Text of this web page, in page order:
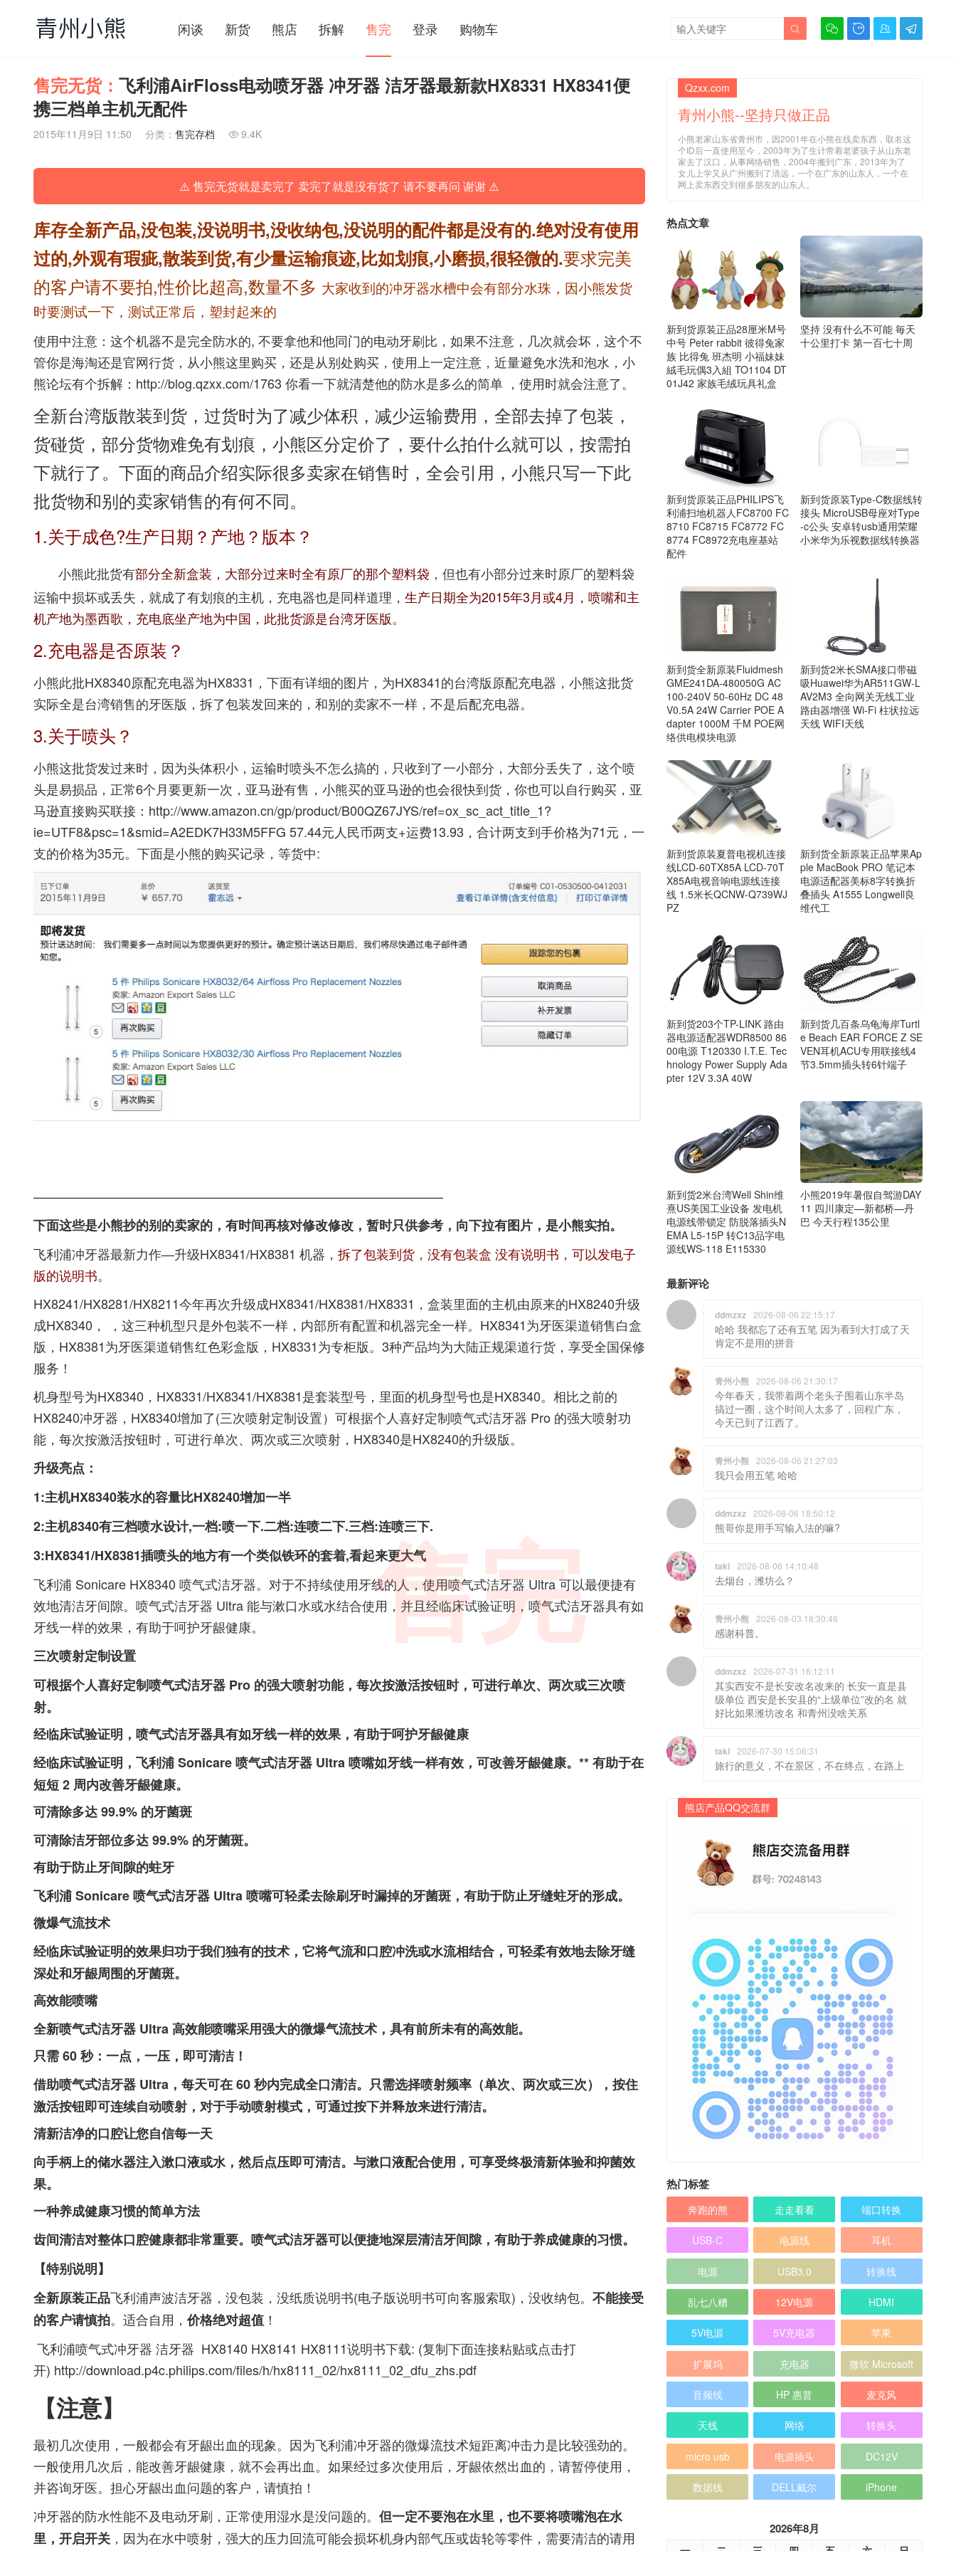
闲谈 新货 熊店 拆解 售完 登录 购物车    

售完无货： 飞利浦AirFloss电动喷牙器 冲牙器 洁牙器最新款HX8331 HX8341便
携三档单主机无配件
2015年11月9日 11:50 分类： 售完存档  9.4K
⚠️ 售完无货就是卖完了 卖完了就是没有货了 请不要再问 谢谢 ⚠️
库存全新产品,没包装,没说明书,没收纳包,没说明的配件都是没有的.绝对没有使用
过的,外观有瑕疵,散装到货,有少量运输痕迹,比如划痕,小磨损,很轻微的.要求完美
的客户请不要拍,性价比超高,数量不多 大家收到的冲牙器水槽中会有部分水珠，因小熊发货
时要测试一下，测试正常后，塑封起来的
使用中注意：这个机器不是完全防水的, 不要拿他和他同门的电动牙刷比，如果不注意，几次就会坏，这个不
管你是海淘还是官网行货，从小熊这里购买，还是从别处购买，使用上一定注意，近量避免水洗和泡水，小
熊论坛有个拆解：http://blog.qzxx.com/1763 你看一下就清楚他的防水是多么的简单 ，使用时就会注意了。
全新台湾版散装到货，过货时为了减少体积，减少运输费用，全部去掉了包装，
货碰货，部分货物难免有划痕，小熊区分定价了，要什么拍什么就可以，按需拍
下就行了。下面的商品介绍实际很多卖家在销售时，全会引用，小熊只写一下此
批货物和别的卖家销售的有何不同。
1.关于成色?生产日期？产地？版本？
小熊此批货有部分全新盒装，大部分过来时全有原厂的那个塑料袋 ，但也有小部分过来时原厂的塑料袋
运输中损坏或丢失，就成了有划痕的主机，充电器也是同样道理， 生产日期全为2015年3月或4月，喷嘴和主
机产地为墨西歌，充电底坐产地为中国，此批货源是台湾牙医版。
2.充电器是否原装？
小熊此批HX8340原配充电器为HX8331，下面有详细的图片，为HX8341的台湾版原配充电器，小熊这批货
实际全是台湾销售的牙医版，拆了包装发回来的，和别的卖家不一样，不是后配充电器。
3.关于喷头？
小熊这批货发过来时，因为头体积小，运输时喷头不怎么搞的，只收到了一小部分，大部分丢失了，这个喷
头是易损品，正常6个月要更新一次，亚马逊有售，小熊买的亚马逊的也会很快到货，你也可以自行购买，亚
马逊直接购买联接： http://www.amazon.cn/gp/product/B00QZ67JYS/ref=ox_sc_act_title_1?
ie=UTF8&psc=1&smid=A2EDK7H33M5FFG 57.44元人民币两支+运费13.93，合计两支到手价格为71元，一
支的价格为35元。下面是小熊的购买记录，等货中:
————————————————————————————————
下面这些是小熊抄的别的卖家的，有时间再核对修改修改，暂时只供参考，向下拉有图片，是小熊实拍。
飞利浦冲牙器最新力作—升级HX8341/HX8381 机器， 拆了包装到货，没有包装盒 没有说明书，可以发电子
版的说明书。
HX8241/HX8281/HX8211今年再次升级成HX8341/HX8381/HX8331，盒装里面的主机由原来的HX8240升级
成HX8340， ，这三种机型只是外包装不一样，内部所有配置和机器完全一样。HX8341为牙医渠道销售白盒
版，HX8381为牙医渠道销售红色彩盒版，HX8331为专柜版。3种产品均为大陆正规渠道行货，享受全国保修
服务！
机身型号为HX8340，HX8331/HX8341/HX8381是套装型号，里面的机身型号也是HX8340。相比之前的
HX8240冲牙器，HX8340增加了(三次喷射定制设置）可根据个人喜好定制喷气式洁牙器 Pro 的强大喷射功
能，每次按激活按钮时，可进行单次、两次或三次喷射，HX8340是HX8240的升级版。
升级亮点：
1:主机HX8340装水的容量比HX8240增加一半
2:主机8340有三档喷水设计,一档:喷一下.二档:连喷二下.三档:连喷三下.
3:HX8341/HX8381插喷头的地方有一个类似铁环的套着,看起来更大气
飞利浦 Sonicare HX8340 喷气式洁牙器。对于不持续使用牙线的人，使用喷气式洁牙器 Ultra 可以最便捷有
效地清洁牙间隙。喷气式洁牙器 Ultra 能与漱口水或水结合使用，并且经临床试验证明，喷气式洁牙器具有如
牙线一样的效果，有助于呵护牙龈健康。
三次喷射定制设置
可根据个人喜好定制喷气式洁牙器 Pro 的强大喷射功能，每次按激活按钮时，可进行单次、两次或三次喷
射。
经临床试验证明，喷气式洁牙器具有如牙线一样的效果，有助于呵护牙龈健康
经临床试验证明，飞利浦 Sonicare 喷气式洁牙器 Ultra 喷嘴如牙线一样有效，可改善牙龈健康。** 有助于在
短短 2 周内改善牙龈健康。
可清除多达 99.9% 的牙菌斑
可清除洁牙部位多达 99.9% 的牙菌斑。
有助于防止牙间隙的蛀牙
飞利浦 Sonicare 喷气式洁牙器 Ultra 喷嘴可轻柔去除刷牙时漏掉的牙菌斑，有助于防止牙缝蛀牙的形成。
微爆气流技术
经临床试验证明的效果归功于我们独有的技术，它将气流和口腔冲洗或水流相结合，可轻柔有效地去除牙缝
深处和牙龈周围的牙菌斑。
高效能喷嘴
全新喷气式洁牙器 Ultra 高效能喷嘴采用强大的微爆气流技术，具有前所未有的高效能。
只需 60 秒：一点，一压，即可清洁！
借助喷气式洁牙器 Ultra，每天可在 60 秒内完成全口清洁。只需选择喷射频率（单次、两次或三次），按住
激活按钮即可连续自动喷射，对于手动喷射模式，可通过按下并释放来进行清洁。
清新洁净的口腔让您自信每一天
向手柄上的储水器注入漱口液或水，然后点压即可清洁。与漱口液配合使用，可享受终极清新体验和抑菌效
果。
一种养成健康习惯的简单方法
齿间清洁对整体口腔健康都非常重要。喷气式洁牙器可以便捷地深层清洁牙间隙，有助于养成健康的习惯。
【特别说明】
全新原装正品飞利浦声波洁牙器，没包装，没纸质说明书(电子版说明书可向客服索取)，没收纳包。 不能接受
的客户请慎拍。适合自用， 价格绝对超值 ！
飞利浦喷气式冲牙器 洁牙器 HX8140 HX8141 HX8111说明书下载: (复制下面连接粘贴或点击打
开) http://download.p4c.philips.com/files/h/hx8111_02/hx8111_02_dfu_zhs.pdf
【注意】
最初几次使用，一般都会有牙龈出血的现象。因为飞利浦冲牙器的微爆流技术短距离冲击力是比较强劲的。
一般使用几次后，能改善牙龈健康，就不会再出血。如果经过多次使用后，牙龈依然出血的，请暂停使用，
并咨询牙医。担心牙龈出血问题的客户，请慎拍！
冲牙器的防水性能不及电动牙刷，正常使用湿水是没问题的。 但一定不要泡在水里，也不要将喷嘴泡在水
里，开启开关 ，因为在水中喷射，强大的压力回流可能会损坏机身内部气压或齿轮等零件，需要清洁的请用
Qzxx.com
青州小熊--坚持只做正品
小熊老家山东省青州市，因2001年在小熊在线卖东西，取名这
个ID后一直使用至今，2003年为了生计带着老婆孩子从山东老
家去了汉口，从事网络销售，2004年搬到广东，2013年为了
女儿上学又从广州搬到了清远，一个在广东的山东人，一个在
网上卖东西交到很多朋友的山东人。
热点文章
新到货原装正品28厘米M号
中号 Peter rabbit 彼得兔家
族 比得兔 班杰明 小福妹妹
絨毛玩偶3入組 TO1104 DT
01J42 家族毛绒玩具礼盒
坚持 没有什么不可能 毎天
十公里打卡 第一百七十周
新到货原装正品PHILIPS飞
利浦扫地机器人FC8700 FC
8710 FC8715 FC8772 FC
8774 FC8972充电座基站
配件
新到货原装Type-C数据线转
接头 MicroUSB母座对Type
-c公头 安卓转usb通用荣耀
小米华为乐视数据线转换器
新到货全新原装Fluidmesh
GME241DA-480050G AC
100-240V 50-60Hz DC 48
V0.5A 24W Carrier POE A
dapter 1000M 千M POE网
络供电模块电源
新到货2米长SMA接口带磁
吸Huawei华为AR511GW-L
AV2M3 全向网关无线工业
路由器增强 Wi-Fi 柱状拉远
天线 WIFI天线
新到货原装夏普电视机连接
线LCD-60TX85A LCD-70T
X85A电视音响电源线连接
线 1.5米长QCNW-Q739WJ
PZ
新到货全新原装正品苹果Ap
ple MacBook PRO 笔记本
电源适配器美标8字转换折
叠插头 A1555 Longwell良
维代工
新到货203个TP-LINK 路由
器电源适配器WDR8500 86
00电源 T120330 I.T.E. Tec
hnology Power Supply Ada
pter 12V 3.3A 40W
新到货几百条乌龟海岸Turtl
e Beach EAR FORCE Z SE
VEN耳机ACU专用联接线4
节3.5mm插头转6针端子
新到货2米台湾Well Shin维
熹US美国工业设备 发电机
电源线带锁定 防脱落插头N
EMA L5-15P 转C13品字电
源线WS-118 E115330
小熊2019年暑假自驾游DAY
11 四川康定—新都桥—丹
巴 今天行程135公里
最新评论
ddmzxz 2026-08-06 22:15:17
哈哈 我都忘了还有五笔 因为看到大打成了天
肯定不是用的拼音
青州小熊 2026-08-06 21:30:17
今年春天，我带着两个老头子围着山东半岛
搞过一圈，这个时间人太多了，回程广东，
今天已到了江西了。
青州小熊 2026-08-06 21:27:03
我只会用五笔 哈哈
ddmzxz 2026-08-06 18:50:12
熊哥你是用手写输入法的嘛?
taki 2026-08-06 14:10:48
去烟台，潍坊么？
青州小熊 2026-08-03 18:30:46
感谢科普。
ddmzxz 2026-07-31 16:12:11
其实西安不是长安改名改来的 长安一直是县
级单位 西安是长安县的“上级单位”改的名 就
好比如果潍坊改名 和青州没啥关系
taki 2026-07-30 15:06:31
旅行的意义，不在景区，不在终点，在路上
熊店产品QQ交流群
热门标签
奔跑的熊 走走看看 端口转换
USB-C 电源线 耳机
电源 USB3.0 转换线
乱七八糟 12V电源 HDMI
5V电源 5V充电器 苹果
扩展坞 充电器 微软 Microsoft
音频线 HP 惠普 麦克风
天线 网络 转换头
micro usb 电源插头 DC12V
数据线 DELL戴尔 iPhone
2026年8月
售完